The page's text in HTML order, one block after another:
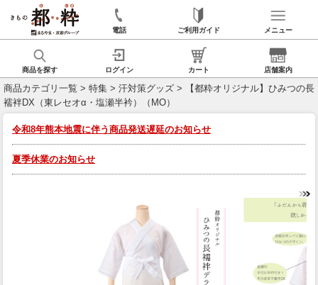
電話 ご利用ガイド メニュー
商品を探す ログイン カート 店舗案内
商品カテゴリ一覧 > 特集 > 汗対策グッズ > 【都粋オリジナル】ひみつの長
襦袢DX（東レセオα・塩瀬半衿）（MO）
令和8年熊本地震に伴う商品発送遅延のお知らせ
夏季休業のお知らせ